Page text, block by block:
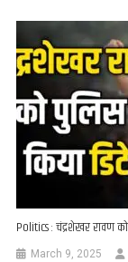
Politics : चंद्रशेखर रावण
March 9, 2025